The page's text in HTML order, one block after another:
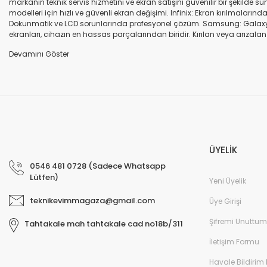
markanın teknik servis hizmetini ve ekran satışını güvenilir bir şekilde
modelleri için hızlı ve güvenli ekran değişimi. Infinix: Ekran
Dokunmatik ve LCD sorunlarında profesyonel çözüm. Samsung:
ekranları, cihazın en hassas parçalarından biridir. Kırılan veya
uyumlu olup olmadığına dikkat ediniz. HK-ZY-A.Kalite ekran: Daha
0546 481 0728 (Sadece Whatsapp
Lütfen)
teknikevimmagaza@gmail.com
Tahtakale mah tahtakale cad no18b/311
ÜYELİK
Yeni Üyelik
Üye Girişi
Şifremi Unuttum
İletişim Formu
Havale Bildirim